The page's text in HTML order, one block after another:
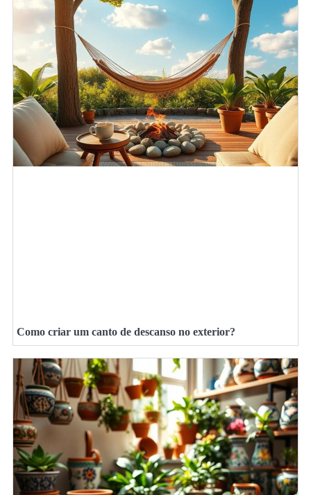
Como criar um canto de descanso no exterior?